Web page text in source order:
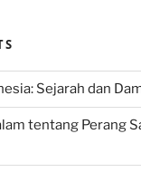
Sejarah dan
tentang Perang